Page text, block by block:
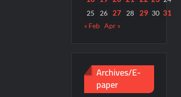
25
26 27 28 29 30 31
« Feb Apr »
Archives/E-
paper